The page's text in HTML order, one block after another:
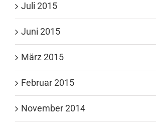
Juli 2015
Juni 2015
März 2015
Februar 2015
November 2014